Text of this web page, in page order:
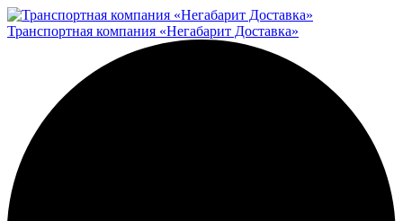
Транспортная компания «Негабарит Доставка»